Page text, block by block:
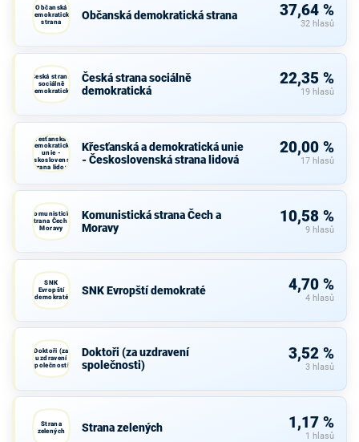
Občanská
demokratická
strana
Občanská demokratická strana 37,64 %
32 hlasů
Česká strana
sociálně
demokratická
Česká strana sociálně
demokratická
22,35 %
19 hlasů
Křesťanská a
demokratická
unie -
Československá
strana lidová
Křesťanská a demokratická unie
- Československá strana lidová
20,00 %
17 hlasů
Komunistická
strana Čech a
Moravy
Komunistická strana Čech a
Moravy
10,58 %
9 hlasů
SNK
Evropští
demokraté
SNK Evropští demokraté 4,70 %
4 hlasů
Doktoři (za
uzdravení
společnosti)
Doktoři (za uzdravení
společnosti)
3,52 %
3 hlasů
Strana
zelených
Strana zelených 1,17 %
1 hlasů